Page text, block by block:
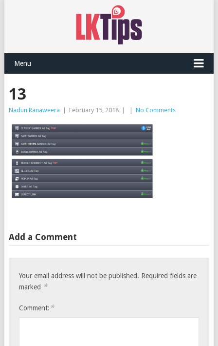
Menu
13
Nadun Ranaweera February 15, 2018 No Comments
Add a Comment
Your email address will not be published. Required fields are
marked *
Comment: *